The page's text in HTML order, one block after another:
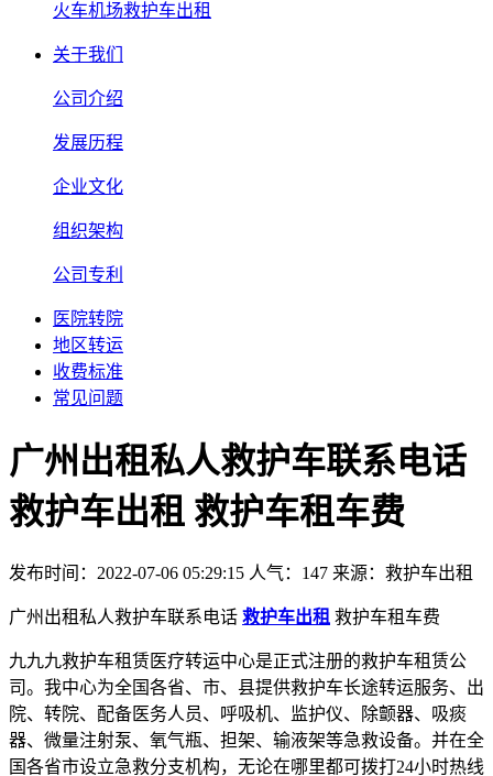
火车机场救护车出租
关于我们
公司介绍
发展历程
企业文化
组织架构
公司专利
医院转院
地区转运
收费标准
常见问题
广州出租私人救护车联系电话
救护车出租 救护车租车费
发布时间：2022-07-06 05:29:15 人气：147 来源：救护车出租
广州出租私人救护车联系电话 救护车出租 救护车租车费
九九九救护车租赁医疗转运中心是正式注册的救护车租赁公
司。我中心为全国各省、市、县提供救护车长途转运服务、出
院、转院、配备医务人员、呼吸机、监护仪、除颤器、吸痰
器、微量注射泵、氧气瓶、担架、输液架等急救设备。并在全
国各省市设立急救分支机构，无论在哪里都可拨打24小时热线